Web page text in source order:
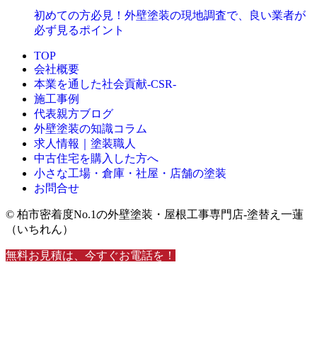
初めての方必見！外壁塗装の現地調査で、良い業者が
必ず見るポイント
TOP
会社概要
本業を通した社会貢献-CSR-
施工事例
代表親方ブログ
外壁塗装の知識コラム
求人情報｜塗装職人
中古住宅を購入した方へ
小さな工場・倉庫・社屋・店舗の塗装
お問合せ
© 柏市密着度No.1の外壁塗装・屋根工事専門店-塗替え一蓮
（いちれん）
無料お見積は、今すぐお電話を！